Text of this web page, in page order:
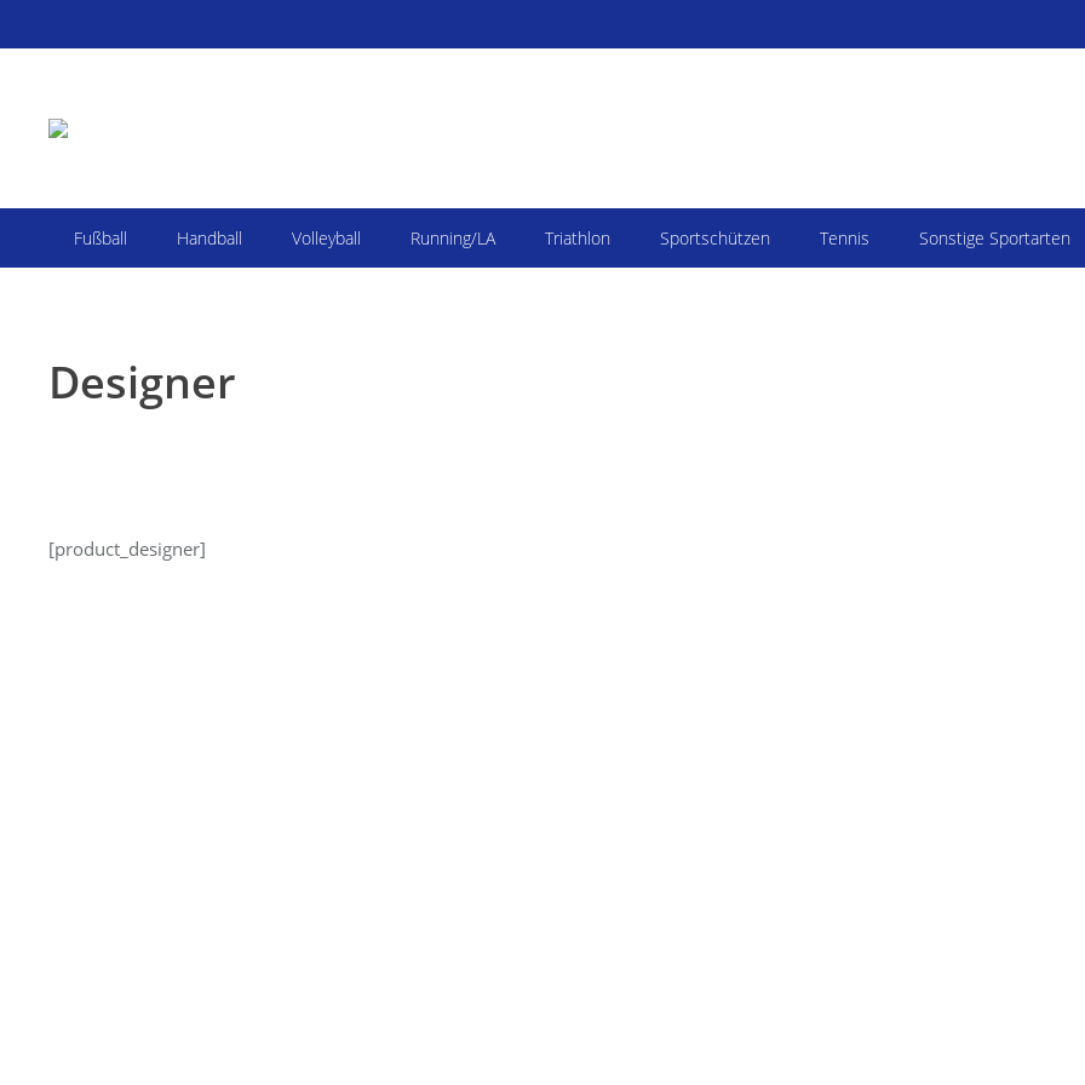
Fußball Handball Volleyball Running/LA Triathlon Sportschützen Tennis Sonstige Sportarten
Designer
[product_designer]